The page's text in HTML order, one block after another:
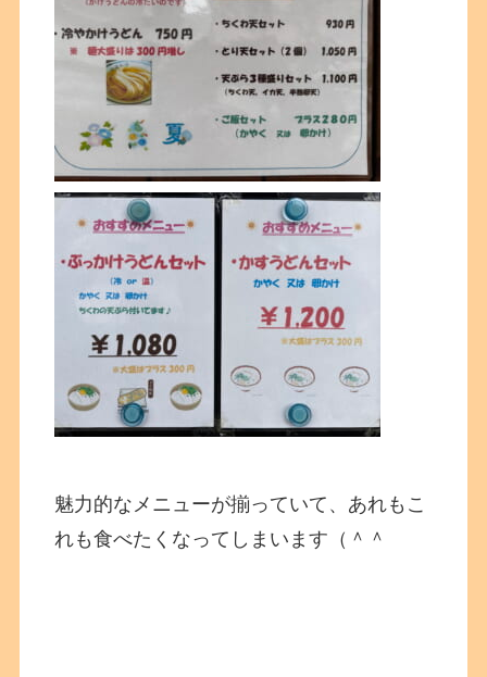
魅力的なメニューが揃っていて、あれもこ
れも食べたくなってしまいます（＾＾